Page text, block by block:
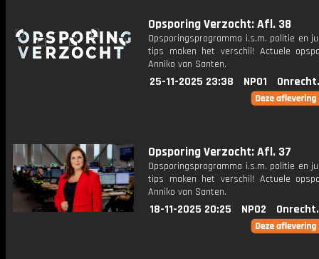
Opsporing Verzocht: Afl. 38
Opsporingsprogramma i.s.m. politie en
tips maken het verschil! Actuele
Anniko van Santen.
25-11-2025 23:38 NPO1
Opsporing Verzocht: Afl. 37
Opsporingsprogramma i.s.m. politie en
tips maken het verschil! Actuele
Anniko van Santen.
18-11-2025 20:25 NPO2